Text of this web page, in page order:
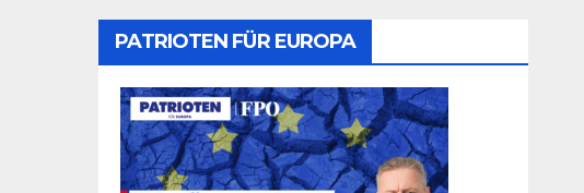
PATRIOTEN FÜR EUROPA